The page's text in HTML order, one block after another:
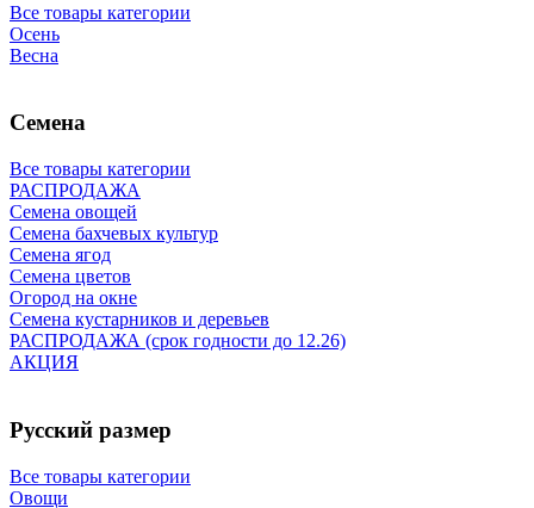
Все товары категории
Осень
Весна
Семена
Все товары категории
РАСПРОДАЖА
Семена овощей
Семена бахчевых культур
Семена ягод
Семена цветов
Огород на окне
Семена кустарников и деревьев
РАСПРОДАЖА (срок годности до 12.26)
АКЦИЯ
Русский размер
Все товары категории
Овощи